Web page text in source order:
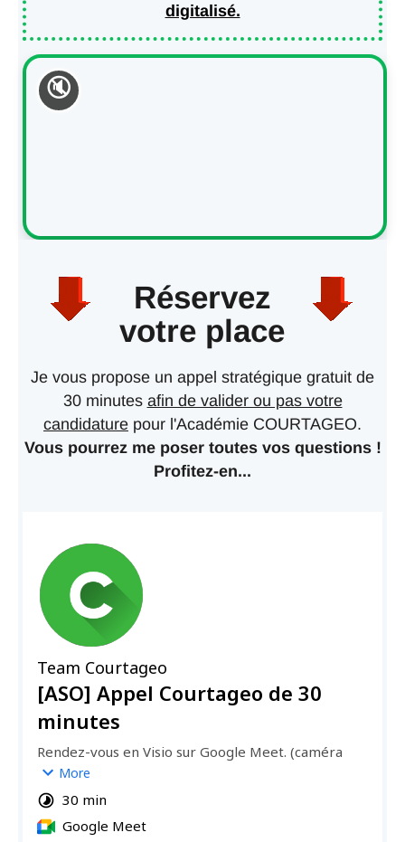
digitalisé.
🔇
Réservez
votre place
Je vous propose un appel stratégique gratuit de
30 minutes afin de valider ou pas votre
candidature pour l'Académie COURTAGEO.
Vous pourrez me poser toutes vos questions !
Profitez-en...